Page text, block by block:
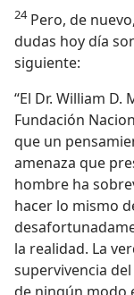
24Pero, de
dudas hoy día
siguiente:
“El Dr. William
Fundación
que un
amenaza que
hombre ha
hacer lo mismo
la realidad. La
supervivencia